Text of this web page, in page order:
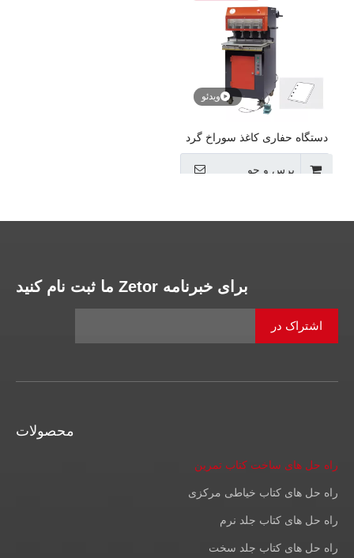
ویدئو
دستگاه حفاری کاغذ سوراخ گرد
پرس و جو
برای خبرنامه Zetor ما ثبت نام کنید
اشتراک در
محصولات
راه حل های ساخت کتاب تمرین
راه حل های کتاب خیاطی مرکزی
راه حل های کتاب جلد نرم
راه حل های کتاب جلد سخت